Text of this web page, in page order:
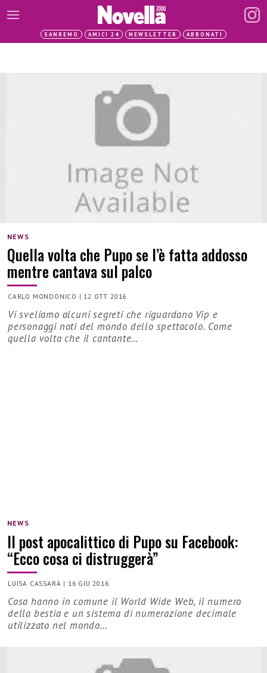
SANREMO AMICI 24 NEWSLETTER ABBONATI
NEWS
Quella volta che Pupo se l’è fatta addosso
mentre cantava sul palco
CARLO MONDONICO | 12 OTT 2016
Vi sveliamo alcuni segreti che riguardano Vip e
personaggi noti del mondo dello spettacolo. Come
quella volta che il cantante…
NEWS
Il post apocalittico di Pupo su Facebook:
“Ecco cosa ci distruggerà”
LUISA CASSARÀ | 16 GIU 2016
Cosa hanno in comune il World Wide Web, il numero
della bestia e un sistema di numerazione decimale
utilizzato nel mondo…